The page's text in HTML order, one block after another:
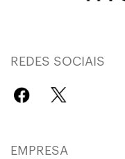
REDES SOCIAIS
EMPRESA